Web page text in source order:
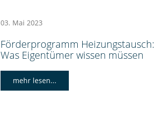
03. Mai 2023
Förderprogramm Heizungstausch:
Was Eigentümer wissen müssen
mehr lesen...